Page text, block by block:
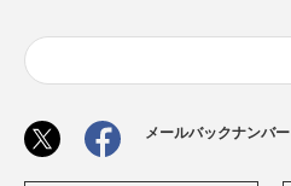
メールバックナンバー